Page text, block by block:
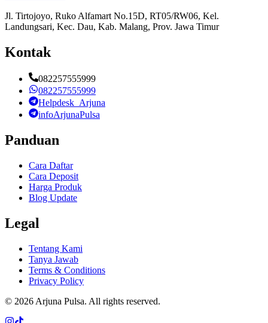
Jl. Tirtojoyo, Ruko Alfamart No.15D, RT05/RW06, Kel.
Landungsari, Kec. Dau, Kab. Malang, Prov. Jawa Timur
Kontak
082257555999
082257555999
Helpdesk_Arjuna
infoArjunaPulsa
Panduan
Cara Daftar
Cara Deposit
Harga Produk
Blog Update
Legal
Tentang Kami
Tanya Jawab
Terms & Conditions
Privacy Policy
© 2026 Arjuna Pulsa. All rights reserved.